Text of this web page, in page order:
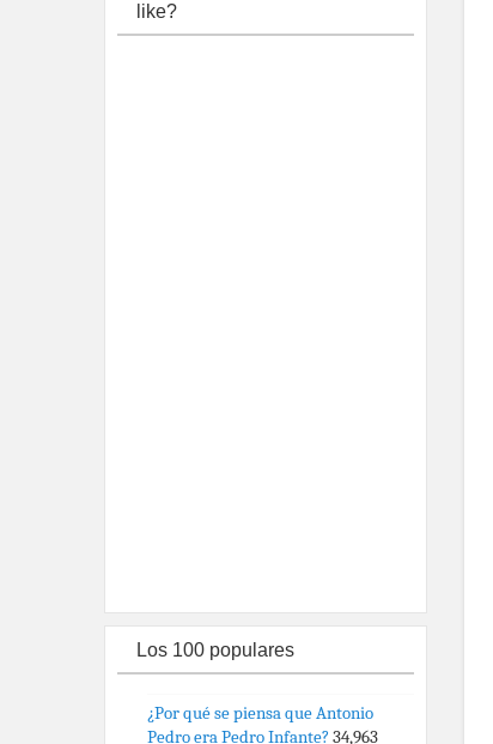
like?
Los 100 populares
¿Por qué se piensa que Antonio
Pedro era Pedro Infante? 34,963